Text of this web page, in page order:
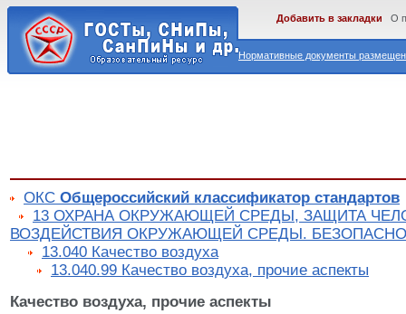
Нормативные документы
Добавить в закладки О
ОКС Общероссийский классификатор стандартов
13 ОХРАНА ОКРУЖАЮЩЕЙ СРЕДЫ, ЗАЩИТА
ВОЗДЕЙСТВИЯ ОКРУЖАЮЩЕЙ СРЕДЫ.
13.040 Качество воздуха
13.040.99 Качество воздуха, прочие аспекты
Качество воздуха, прочие аспекты